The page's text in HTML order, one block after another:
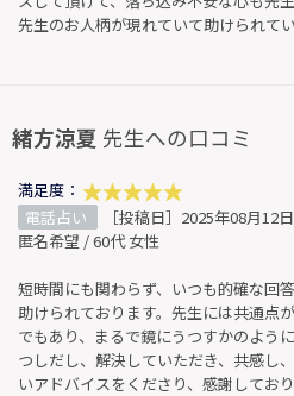
先生のお人柄が現れていて助けられてい
緒方涼夏 先生への口コミ
満足度：
電話占い
［投稿日］2025年08月12日
匿名希望 / 60代 女性
短時間にも関わらず、いつも的確な回
助けられております。先生には共通点
でもあり、まるで鏡にうつすかのよう
つしだし、解決していただき、共感し
いアドバイスをくださり、感謝しており